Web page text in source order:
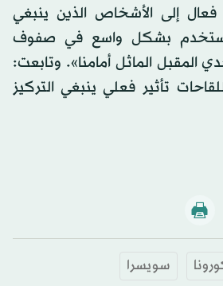
إلى الأشخاص الذين ينبغي
استخدم بشكل واسع في صفوف
المقبل الماثل أمامنا». وتابعت:
تأثير فعلي ينبغي التركيز
سويسرا